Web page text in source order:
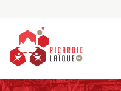
string(9) « actualite »